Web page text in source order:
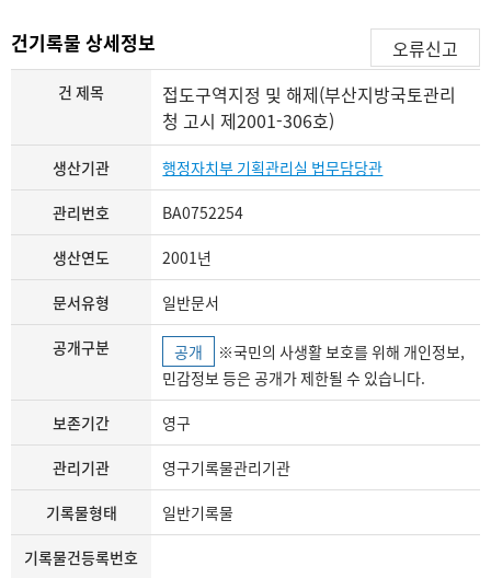
건기록물 상세정보 오류신고
건 제목
접도구역지정 및 해제(부산지방국토관리
청 고시 제2001-306호)
생산기관 행정자치부 기획관리실 법무담당관
관리번호 BA0752254
생산연도 2001년
문서유형 일반문서
공개구분 공개
민감정보 등은 공개가 제한될 수 있습니다.
보존기간 영구
관리기관 영구기록물관리기관
기록물형태 일반기록물
기록물건등록번호